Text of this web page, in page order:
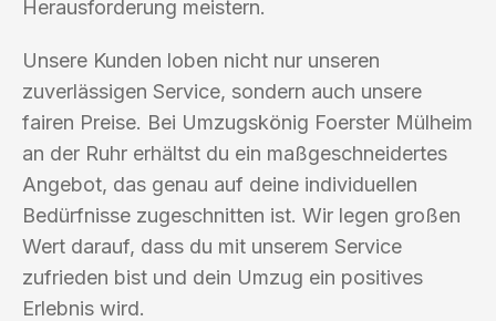
Herausforderung meistern.
Unsere Kunden loben nicht nur unseren
zuverlässigen Service, sondern auch unsere
fairen Preise. Bei Umzugskönig Foerster Mülheim
an der Ruhr erhältst du ein maßgeschneidertes
Angebot, das genau auf deine individuellen
Bedürfnisse zugeschnitten ist. Wir legen großen
Wert darauf, dass du mit unserem Service
zufrieden bist und dein Umzug ein positives
Erlebnis wird.